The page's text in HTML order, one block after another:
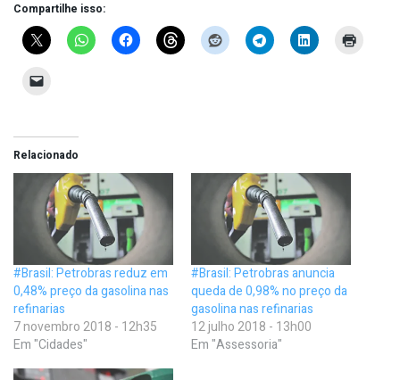
Compartilhe isso:
Relacionado
#Brasil: Petrobras reduz em
0,48% preço da gasolina nas
refinarias
7 novembro 2018 - 12h35
Em "Cidades"
#Brasil: Petrobras anuncia
queda de 0,98% no preço da
gasolina nas refinarias
12 julho 2018 - 13h00
Em "Assessoria"